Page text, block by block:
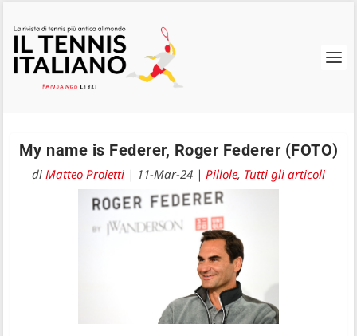
My name is Federer, Roger Federer (FOTO)
di Matteo Proietti | 11-Mar-24 | Pillole, Tutti gli articoli